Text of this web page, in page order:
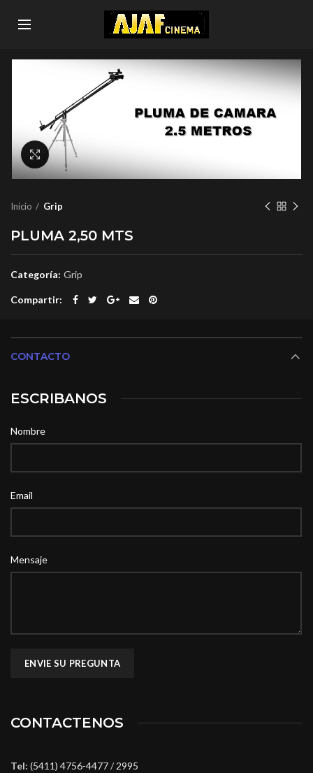
Click to enlarge
Inicio Grip
PLUMA 2,50 MTS
Categoría: Grip
Compartir
CONTACTO
ESCRIBANOS
Nombre
Email
Mensaje
CONTACTENOS
Tel: (5411) 4756-4477/2995